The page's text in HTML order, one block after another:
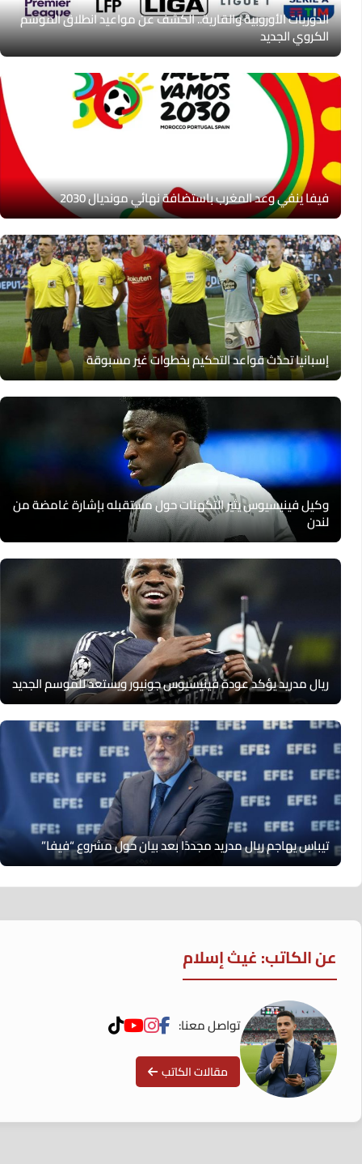
الدوريات الأوروبية والقارية.. الكشف عن مواعيد انطلاق الموسم
الكروي الجديد
فيفا ينفي وعد المغرب باستضافة نهائي مونديال 2030
إسبانيا تحدّث قواعد التحكيم بخطوات غير مسبوقة
وكيل فينيسيوس يثير التكهنات حول مستقبله بإشارة غامضة من
لندن
ريال مدريد يؤكد عودة فينيسيوس جونيور ويستعد للموسم الجديد
تيباس يهاجم ريال مدريد مجددًا بعد بيان حول مشروع “فيفا”
عن الكاتب: غيث إسلام
تواصل معنا:
مقالات الكاتب